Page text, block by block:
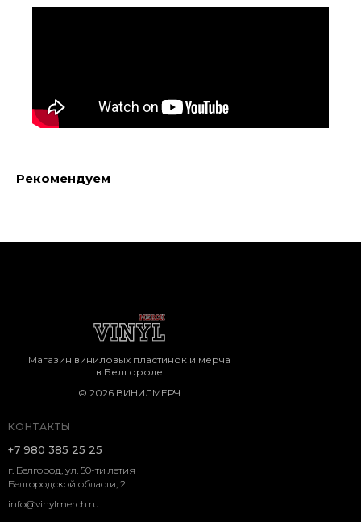
Рекомендуем
КОНТАКТЫ
г. Белгород, ул. 50-ти летия
Белгородской области, 2
+7 980 385 25 25
Магазин виниловых пластинок и мерча
в Белгороде
© 2026 ВИНИЛМЕРЧ
info@vinylmerch.ru